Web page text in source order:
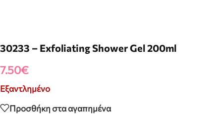
30233 – Exfoliating Shower Gel 200ml
7.50€
Εξαντλημένο
Προσθήκη στα αγαπημένα